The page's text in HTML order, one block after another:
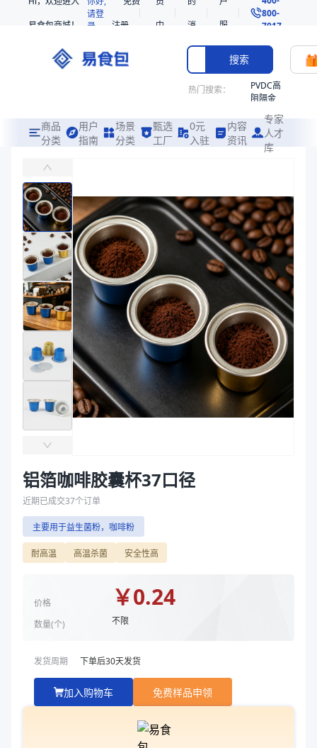
易食包商城！
请登
录
注册
中
消
息
服
务
800-
7017
搜索
热门搜索：
PVDC高
阻隔金
共挤热
收缩袋
收缩袋
221340
221360
烤箱袋
221330
SE53
热收缩
袋
拉伸膜
商品
分类
用户
指南
场景
分类
甄选
工厂
0元
入驻
内容
资讯
专家
人才
库
主要用于益生菌粉，咖啡粉
易食包（EPAK）专注于铝箔咖啡胶囊杯37口径包装，提供详尽的规格
产品卖点：耐高温、高温杀菌、安全性高
应用场景：主要用于益生菌粉，咖啡粉
价格：￥0.24
商品参数
商品分类
胶囊杯
主要材质
铝箔
最大外径（mm）
高度（mm）
28
容量（ml）
15
克重（g）
1.44
主要材质
铝箔
最大外径（mm）
高度（mm）
容量（ml）
15
克重（g）
1.44
商品图片
铝箔咖啡胶囊杯37口径
近期已成交37个订单
主要用于益生菌粉，咖啡粉
耐高温 高温杀菌 安全性高
价格
数量(个)
￥0.24
不限
发货周期 下单后30天发货
加入购物车 免费样品申领